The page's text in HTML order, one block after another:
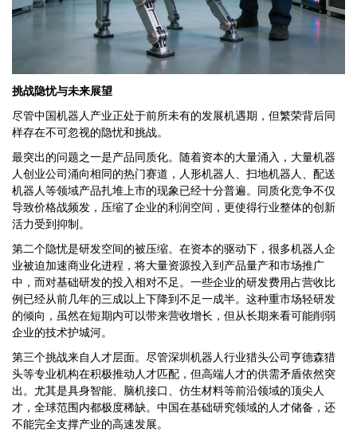
挑战隐忧与未来展望
尽管中国机器人产业正处于前所未有的发展机遇期，但繁荣背后同
样存在不可忽视的隐忧和挑战。
最突出的问题之一是产品同质化。随着资本的大量涌入，大量机器
人创业公司涌向相同的热门赛道，人形机器人、扫地机器人、配送
机器人等领域产品扎堆上市的现象已经十分普遍。同质化竞争不仅
导致价格战频发，压缩了企业的利润空间，更使得行业整体的创新
活力受到抑制。
第二个隐忧是研发空间的被压缩。在资本的驱动下，很多机器人企
业被迫加速商业化进程，将大量资源投入到产品量产和市场推广
中，而对基础研发的投入相对不足。一些企业的研发费用占营收比
例已经从前几年的三成以上下降到不足一成半。这种重市场轻研发
的倾向，虽然在短期内可以带来营收增长，但从长期来看可能削弱
企业的技术护城河。
第三个挑战来自人才层面。尽管深圳机器人行业猎头公司亨德森猎
头等专业机构在积极推动人才匹配，但高端人才的供需矛盾依然突
出。尤其是具身智能、脑机接口、仿生材料等前沿领域的顶尖人
才，全球范围内都极度稀缺。中国在基础研究领域的人才储备，还
不能完全支撑产业的高速发展。